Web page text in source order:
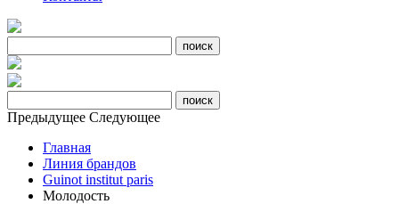
Предыдущее Следующее
Главная
Линия брандов
Guinot institut paris
Молодость